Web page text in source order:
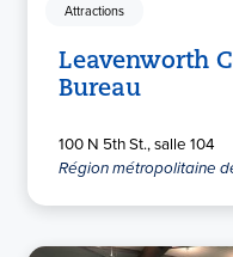
Attractions
Leavenworth
Bureau
100 N 5th St., salle 104
Région métropolitaine